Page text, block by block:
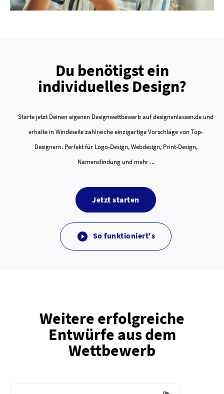
Du benötigst ein
individuelles Design?
Starte jetzt Deinen eigenen Designwettbewerb auf designenlassen.de und
erhalte in Windeseile zahlreiche einzigartige Vorschläge von Top-
Designern. Perfekt für Logo-Design, Webdesign, Print-Design,
Namensfindung und mehr ...
Jetzt starten
 So funktioniert's
Weitere erfolgreiche
Entwürfe aus dem
Wettbewerb